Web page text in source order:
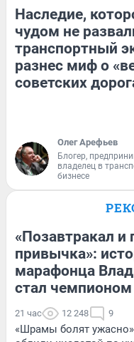
Наследие,
чудом не
транспортный
разнес миф о
советских
Олег Арефьев
Блогер,
владелец в
бизнесе
«Позавтракал
привычка»:
марафонца
стал
21 час 12 248 9
«Шрамы болят